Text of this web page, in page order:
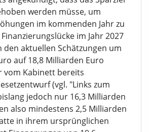
Nina Warken
angekündigt, dass das Sparziel
werden müsse, um
im kommenden Jahr zu
im Jahr 2027
aktuellen Schätzungen um
auf 18,8 Milliarden Euro
vom Kabinett bereits
(vgl. "Links zum
jedoch nur 16,3 Milliarden